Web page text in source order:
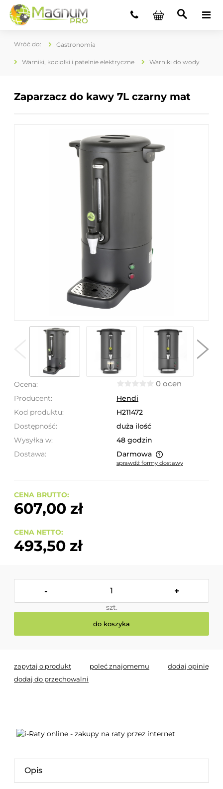
Gastronomia
Warniki, kociołki i patelnie elektryczne Warniki do wody
Zaparzacz do kawy 7L czarny mat
Ocena: 0 ocen
Producent:
Hendi
Kod produktu:
H211472
Dostępność:
duża ilość
Wysyłka w:
48 godzin
Dostawa:
Darmowa
Cena nie zawiera ewentualnych kosztów płatności
sprawdź formy dostawy
CENA BRUTTO:
607,00 zł
CENA NETTO:
493,50 zł
- +
szt.
do koszyka
zapytaj o produkt poleć znajomemu
dodaj opinię
dodaj do przechowalni
Opis